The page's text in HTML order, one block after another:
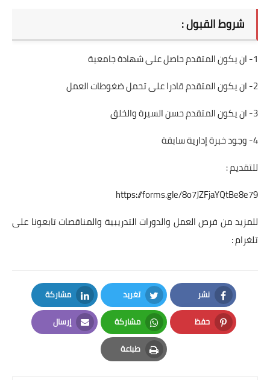
شروط القبول :
1- ان يكون المتقدم حاصل على شهادة جامعية
2- ان يكون المتقدم قادرا على تحمل ضغوطات العمل
3- ان يكون المتقدم حسن السيرة والخلق
4- وجود خبرة إدارية سابقة
للتقديم :
https://forms.gle/8o7JZFjaYQtBe8e79
للمزيد من فرص العمل والدورات التدريبية والمناقصات تابعونا على
تلغرام :
نشر
Facebook
تغريد
Twitter
مشاركة
LinkedIn
حفظ
Pinterest
مشاركة
Whatsapp
إرسال
Email
طباعة
Print